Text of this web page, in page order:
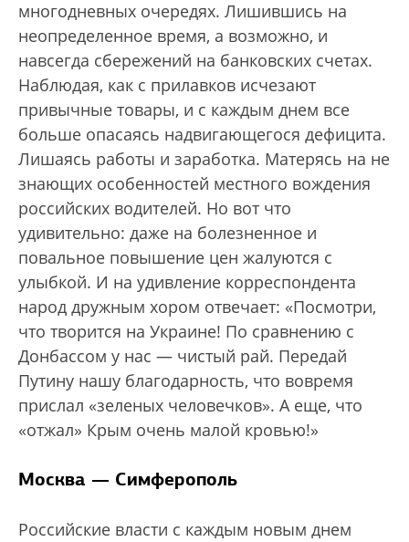
многодневных очередях. Лишившись на
неопределенное время, а возможно, и
навсегда сбережений на банковских счетах.
Наблюдая, как с прилавков исчезают
привычные товары, и с каждым днем все
больше опасаясь надвигающегося дефицита.
Лишаясь работы и заработка. Матерясь на не
знающих особенностей местного вождения
российских водителей. Но вот что
удивительно: даже на болезненное и
повальное повышение цен жалуются с
улыбкой. И на удивление корреспондента
народ дружным хором отвечает: «Посмотри,
что творится на Украине! По сравнению с
Донбассом у нас — чистый рай. Передай
Путину нашу благодарность, что вовремя
прислал «зеленых человечков». А еще, что
«отжал» Крым очень малой кровью!»
Москва — Симферополь
Российские власти с каждым новым днем